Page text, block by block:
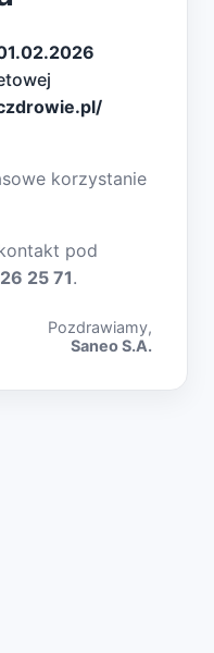
korzystanie
pod
25 71.
Pozdrawiamy,
Saneo S.A.